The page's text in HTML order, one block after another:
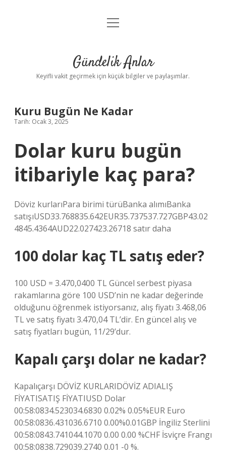
Anasayfa
Yasal Uyarı
menüyü
Gündelik Anlar
Keyifli vakit geçirmek için küçük bilgiler ve paylaşımlar.
Kuru Bugün Ne Kadar
Tarih: Ocak 3, 2025
Dolar kuru bugün
itibariyle kaç para?
Döviz kurlarıPara birimi türüBanka alımıBanka
satışıUSD33.768835.642EUR35.737537.727GBP43.02
4845.4364AUD22.027423.26718 satır daha
100 dolar kaç TL satış eder?
100 USD = 3.470,0400 TL Güncel serbest piyasa
rakamlarına göre 100 USD’nin ne kadar değerinde
olduğunu öğrenmek istiyorsanız, alış fiyatı 3.468,06
TL ve satış fiyatı 3.470,04 TL’dir. En güncel alış ve
satış fiyatları bugün, 11/29’dur.
Kapalı çarşı dolar ne kadar?
Kapalıçarşı DÖVİZ KURLARIDÖVİZ ADIALIŞ
FİYATISATIŞ FİYATIUSD Dolar
00:58:0834.523034.6830 0.02% 0.05%EUR Euro
00:58:0836.431036.6710 0.00%0.01GBP İngiliz Sterlini
00:58:0843.741044.1070 0.00 0.00 %CHF İsviçre Frangı
00:58:0838.729039.2740 0.01 -0 %.